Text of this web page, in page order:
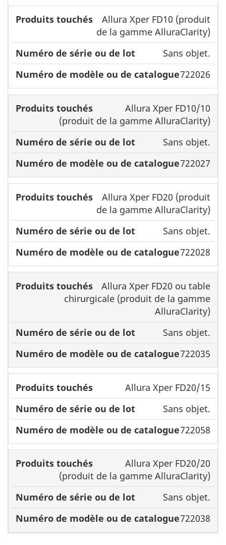
lot
Allura Xper FD10 (produit
de la gamme AlluraClarity)
Sans objet.
722026
Allura Xper FD10/10
(produit de la gamme AlluraClarity)
Sans objet.
722027
Allura Xper FD20 (produit
de la gamme AlluraClarity)
Sans objet.
722028
Allura Xper FD20 ou table
chirurgicale (produit de la gamme
AlluraClarity)
Sans objet.
722035
Allura Xper FD20/15
Sans objet.
722058
Allura Xper FD20/20
(produit de la gamme AlluraClarity)
Sans objet.
722038